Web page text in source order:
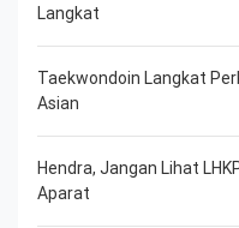
Langkat
Taekwondoin Langkat
Asian
Hendra, Jangan Lihat
Aparat